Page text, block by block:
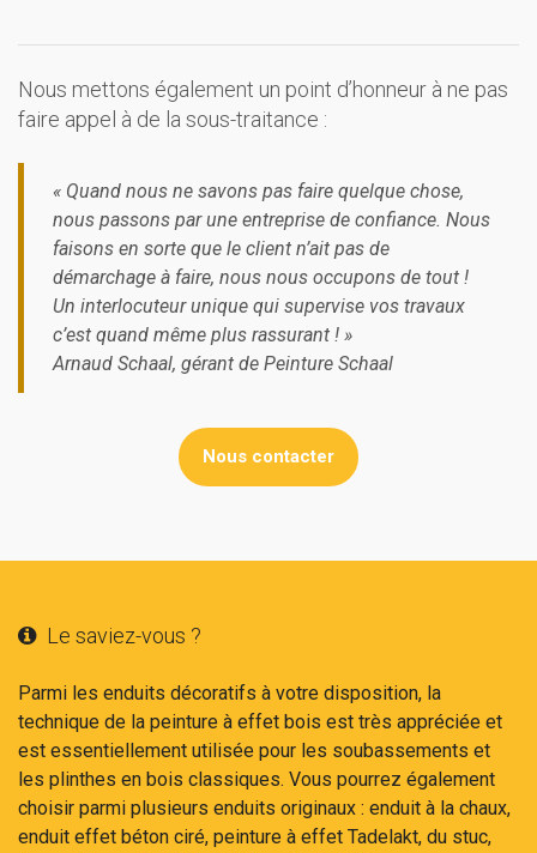
Nous mettons également un point d’honneur à ne pas
faire appel à de la sous-traitance :
« Quand nous ne savons pas faire quelque chose,
nous passons par une entreprise de confiance. Nous
faisons en sorte que le client n’ait pas de
démarchage à faire, nous nous occupons de tout !
Un interlocuteur unique qui supervise vos travaux
c’est quand même plus rassurant ! »
Arnaud Schaal, gérant de Peinture Schaal
Nous contacter
 Le saviez-vous ?
Parmi les enduits décoratifs à votre disposition, la
technique de la peinture à effet bois est très appréciée et
est essentiellement utilisée pour les soubassements et
les plinthes en bois classiques. Vous pourrez également
choisir parmi plusieurs enduits originaux : enduit à la chaux,
enduit effet béton ciré, peinture à effet Tadelakt, du stuc,